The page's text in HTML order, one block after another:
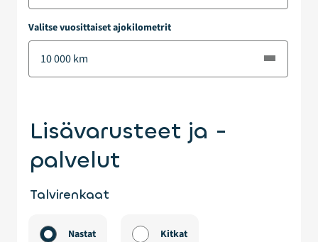
Valitse vuosittaiset ajokilometrit
Lisävarusteet ja -
palvelut
Talvirenkaat
Nastat Kitkat